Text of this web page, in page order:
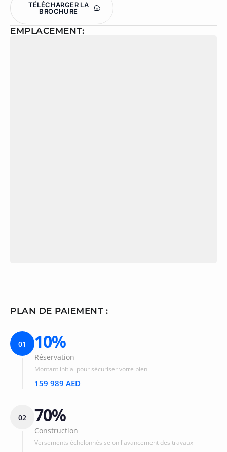
TÉLÉCHARGER LA
BROCHURE
EMPLACEMENT:
PLAN DE PAIEMENT :
01 10%
Réservation
Montant initial pour sécuriser votre bien
159 989 AED
02 70%
Construction
Versements échelonnés selon l'avancement des travaux